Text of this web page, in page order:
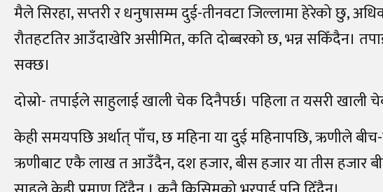
मैले सिरहा, सप्तरी र धनुषासम्म दुई-तीनवटा जिल्लामा हेरेको छु,
रौतहटतिर आउँदाखेरि असीमित, कति दोब्बरको छ, भन्न
सक्छ।
दोस्रो- तपाईले साहुलाई खाली चेक दिनैपर्छ। पहिला त यसरी खाली
केही समयपछि अर्थात् पाँच, छ महिना या दुई महिनापछि, ऋणीले
ऋणीबाट एकै लाख त आउँदैन, दश हजार, बीस हजार या तीस हजार